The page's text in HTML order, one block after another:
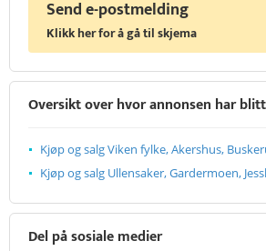
Send e-postmelding
Klikk her for å gå til skjema
Oversikt over hvor annonsen har
Kjøp og salg Viken fylke, Akershus,
Kjøp og salg Ullensaker, Gardermoen,
Del på sosiale medier